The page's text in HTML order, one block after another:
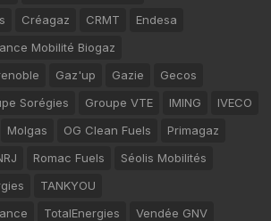
Créagaz CRMT
Endesa
Mobilité Biogaz
Gaz'up Gazie
Gecos
Sorégies Groupe VTE IMING
IVECO
Molgas OG Clean Fuels
Primagaz
Romac Fuels
Séolis Mobilités
TANKYOU
TotalEnergies Vendée GNV